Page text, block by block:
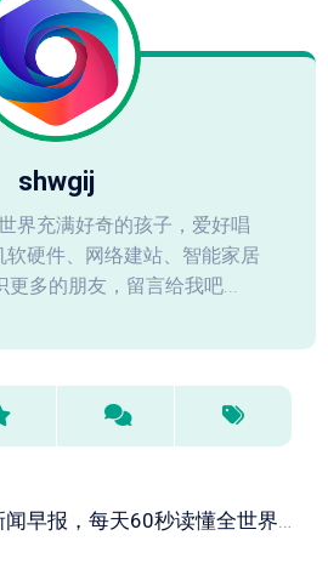
shwgij
界充满好奇的孩子，爱好唱
硬件、网络建站、智能家居
更多的朋友，留言给我吧...
05月08日新闻早报，每天60秒读懂全世界！